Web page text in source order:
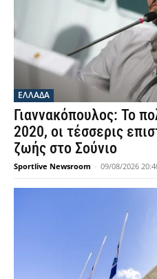
ΕΛΛΑΔΑ
Γιαννακόπουλος: Το
2020, οι τέσσερις
ζωής στο Σούνιο
Sportlive Newsroom - 09/08/2026